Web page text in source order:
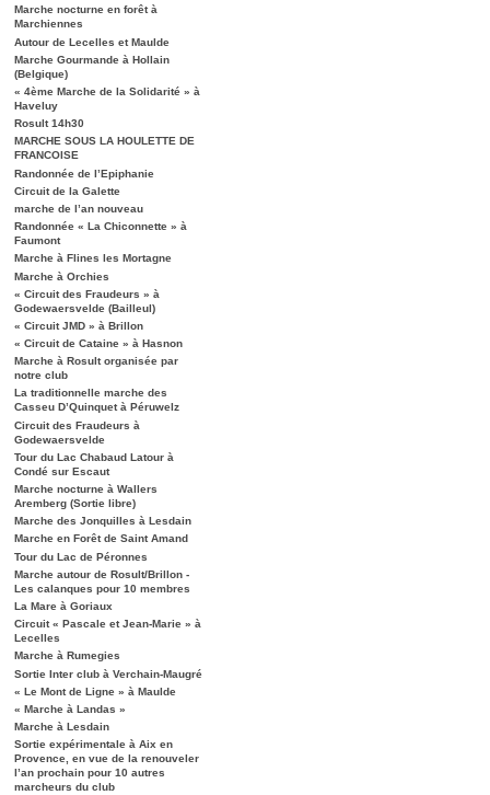
Marche nocturne en forêt à
Marchiennes
Autour de Lecelles et Maulde
Marche Gourmande à Hollain
(Belgique)
« 4ème Marche de la Solidarité » à
Haveluy
Rosult 14h30
MARCHE SOUS LA HOULETTE DE
FRANCOISE
Randonnée de l’Epiphanie
Circuit de la Galette
marche de l’an nouveau
Randonnée « La Chiconnette » à
Faumont
Marche à Flines les Mortagne
Marche à Orchies
« Circuit des Fraudeurs » à
Godewaersvelde (Bailleul)
« Circuit JMD » à Brillon
« Circuit de Cataine » à Hasnon
Marche à Rosult organisée par
notre club
La traditionnelle marche des
Casseu D’Quinquet à Péruwelz
Circuit des Fraudeurs à
Godewaersvelde
Tour du Lac Chabaud Latour à
Condé sur Escaut
Marche nocturne à Wallers
Aremberg (Sortie libre)
Marche des Jonquilles à Lesdain
Marche en Forêt de Saint Amand
Tour du Lac de Péronnes
Marche autour de Rosult/Brillon -
Les calanques pour 10 membres
La Mare à Goriaux
Circuit « Pascale et Jean-Marie » à
Lecelles
Marche à Rumegies
Sortie Inter club à Verchain-Maugré
« Le Mont de Ligne » à Maulde
« Marche à Landas »
Marche à Lesdain
Sortie expérimentale à Aix en
Provence, en vue de la renouveler
l’an prochain pour 10 autres
marcheurs du club